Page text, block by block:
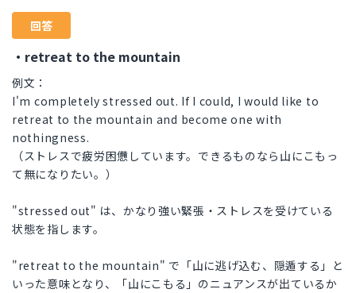
回答
・retreat to the mountain
例文：
I'm completely stressed out. If I could, I would like to
retreat to the mountain and become one with
nothingness.
（ストレスで疲労困憊しています。できるものなら山にこもっ
て無になりたい。）
"stressed out" は、かなり強い緊張・ストレスを受けている
状態を指します。
"retreat to the mountain" で「山に逃げ込む、隠遁する」と
いった意味となり、「山にこもる」のニュアンスが出ているか